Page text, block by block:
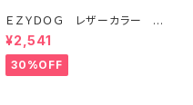
ＥＺＹＤＯＧ レザーカラー M
(全2色)
¥2,541
30%OFF